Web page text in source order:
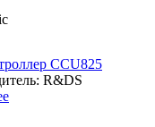
CCU825
R&DS